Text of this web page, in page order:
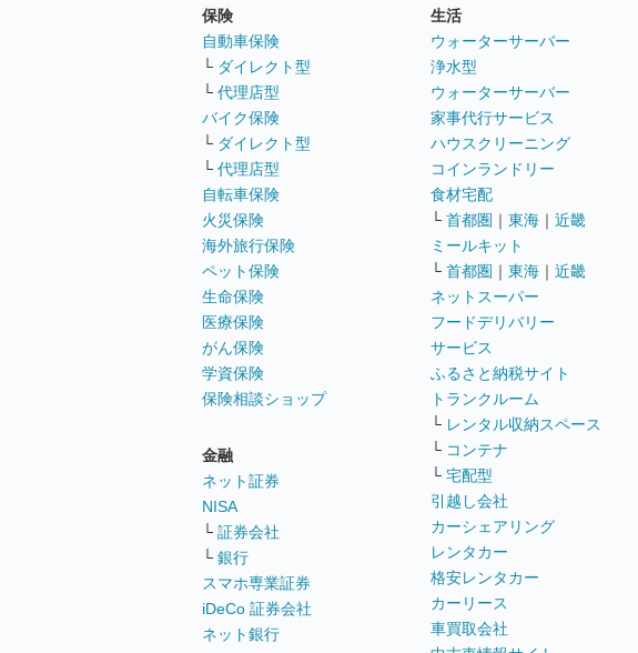
保険
自動車保険
└ ダイレクト型
└ 代理店型
バイク保険
└ ダイレクト型
└ 代理店型
自転車保険
火災保険
海外旅行保険
ペット保険
生命保険
医療保険
がん保険
学資保険
保険相談ショップ
金融
ネット証券
NISA
└ 証券会社
└ 銀行
スマホ専業証券
iDeCo 証券会社
ネット銀行
生活
ウォーターサーバー
浄水型
ウォーターサーバー
家事代行サービス
ハウスクリーニング
コインランドリー
食材宅配
└ 首都圏 ｜ 東海 ｜ 近畿
ミールキット
└ 首都圏 ｜ 東海 ｜ 近畿
ネットスーパー
フードデリバリー
サービス
ふるさと納税サイト
トランクルーム
└ レンタル収納スペース
└ コンテナ
└ 宅配型
引越し会社
カーシェアリング
レンタカー
格安レンタカー
カーリース
車買取会社